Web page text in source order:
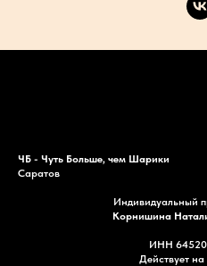
ЧБ - Чуть Больше, чем Шарики
Саратов
Индивидуальный
Корнишина
ИНН
Действует